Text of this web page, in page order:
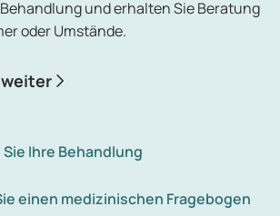
und erhalten Sie Beratung
oder Umstände.
Sie Ihre Behandlung
einen medizinischen Fragebogen